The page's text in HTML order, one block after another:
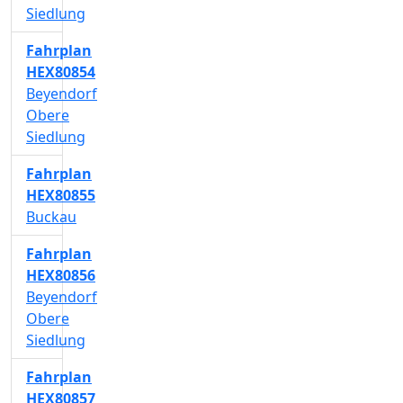
Siedlung
Fahrplan
HEX80854
Beyendorf
Obere
Siedlung
Fahrplan
HEX80855
Buckau
Fahrplan
HEX80856
Beyendorf
Obere
Siedlung
Fahrplan
HEX80857